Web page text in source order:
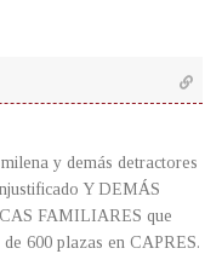
y demás detractores
Y DEMÁS
FAMILIARES que
600 plazas en CAPRES.